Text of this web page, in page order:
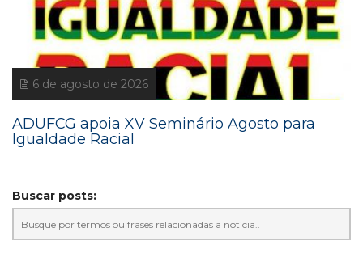
6 de agosto de 2026
ADUFCG apoia XV Seminário Agosto para
Igualdade Racial
Buscar posts: